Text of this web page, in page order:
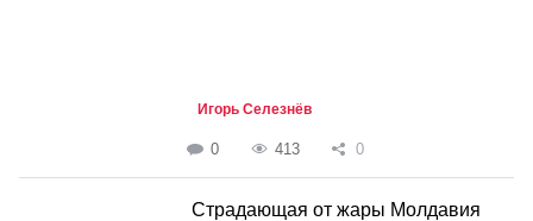
Игорь Селезнёв
0 413 0
Страдающая от жары Молдавия